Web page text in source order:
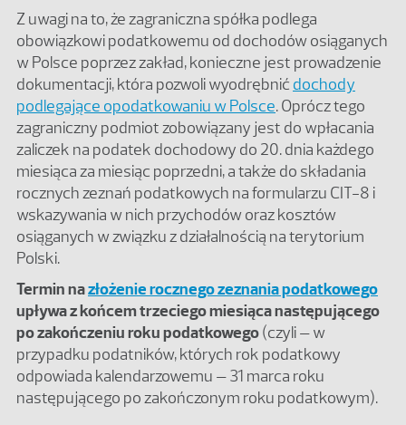
Z uwagi na to, że zagraniczna spółka podlega
obowiązkowi podatkowemu od dochodów osiąganych
w Polsce poprzez zakład, konieczne jest prowadzenie
dokumentacji, która pozwoli wyodrębnić dochody
podlegające opodatkowaniu w Polsce. Oprócz tego
zagraniczny podmiot zobowiązany jest do wpłacania
zaliczek na podatek dochodowy do 20. dnia każdego
miesiąca za miesiąc poprzedni, a także do składania
rocznych zeznań podatkowych na formularzu CIT-8 i
wskazywania w nich przychodów oraz kosztów
osiąganych w związku z działalnością na terytorium
Polski.
Termin nazłożenie rocznego zeznania podatkowego
upływa z końcem trzeciego miesiąca następującego
po zakończeniu roku podatkowego(czyli – w
przypadku podatników, których rok podatkowy
odpowiada kalendarzowemu – 31 marca roku
następującego po zakończonym roku podatkowym).